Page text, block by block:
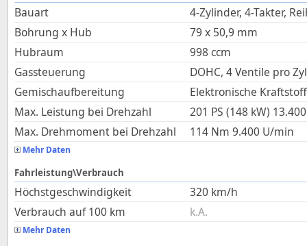
Bauart
4-Zylinder, 4-Takter,
Bohrung x Hub
79 x 50,9 mm
Hubraum
998 ccm
Gassteuerung
DOHC, 4 Ventile pro
Gemischaufbereitung
Elektronische
Max. Leistung bei Drehzahl
201 PS (148 kW) 13.400
Max. Drehmoment bei Drehzahl
114 Nm 9.400 U/min
Mehr Daten
Fahrleistung\Verbrauch
Höchstgeschwindigkeit 320 km/h
Verbrauch auf 100 km
k.A.
Mehr Daten